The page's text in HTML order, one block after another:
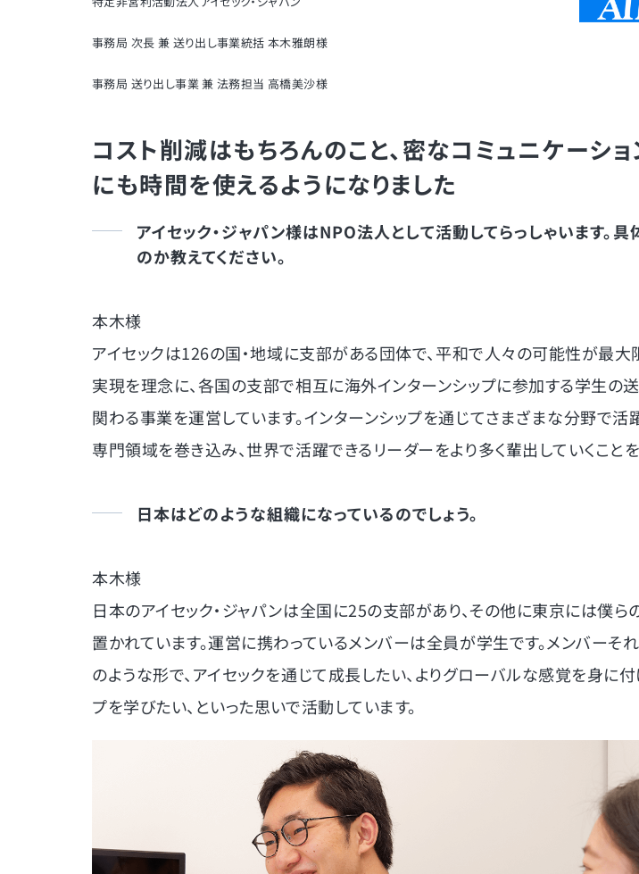
事務局 次長 兼 送り出し事業統括 本木雅朗様
事務局 送り出し事業 兼 法務担当 高橋美沙様
コスト削減はもちろんのこと、密なコミュニケーシ
にも時間を使えるようになりました
アイセック・ジャパン様はNPO法人として活動してらっしゃいます。
のか教えてください。
本木様
アイセックは126の国・地域に支部がある団体で、平和で人々の可能性が最
実現を理念に、各国の支部で相互に海外インターンシップに参加する学生の
関わる事業を運営しています。インターンシップを通じてさまざまな分野で活
専門領域を巻き込み、世界で活躍できるリーダーをより多く輩出していくこと
日本はどのような組織になっているのでしょう。
本木様
日本のアイセック・ジャパンは全国に25の支部があり、その他に東京には僕
置かれています。運営に携わっているメンバーは全員が学生です。メンバーそ
のような形で、アイセックを通じて成長したい、よりグローバルな感覚を身に付
プを学びたい、といった思いで活動しています。